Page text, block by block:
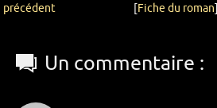
précédent
[Fiche du roman]
Un commentaire :